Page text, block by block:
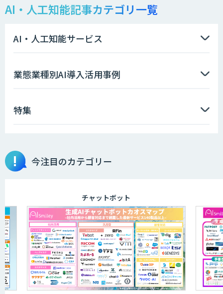
AI・人工知能記事カテゴリ一覧
AI・人工知能サービス
業態業種別AI導入活用事例
特集
今注目のカテゴリー
チャットボット